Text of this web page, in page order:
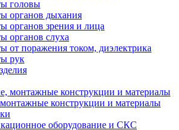
головы
органов дыхания
органов зрения и лица
органов слуха
от поражения током, диэлектрика
рук
конструкции и материалы